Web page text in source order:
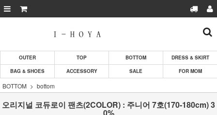
OUTER TOP BOTTOM
DRESS & SKIRT
BAG & SHOES
ACCESSORY SALE FOR MOM
BOTTOM bottom
오리지널 코듀로이 팬츠(2COLOR) : 주니어 7호(170-180cm) 3